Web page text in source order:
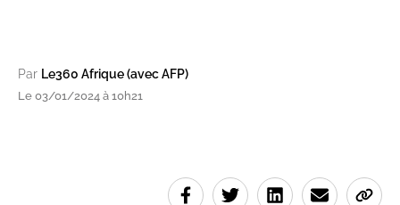
Par Le360 Afrique (avec AFP)
Le 03/01/2024 à 10h21